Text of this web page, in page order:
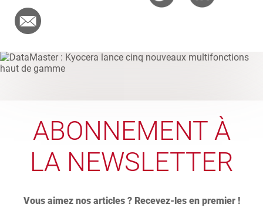
ABONNEMENT À
LA NEWSLETTER
Vous aimez nos articles ? Recevez-les en premier !